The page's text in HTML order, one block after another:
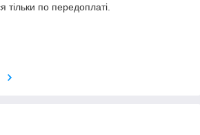
тільки по передоплаті.